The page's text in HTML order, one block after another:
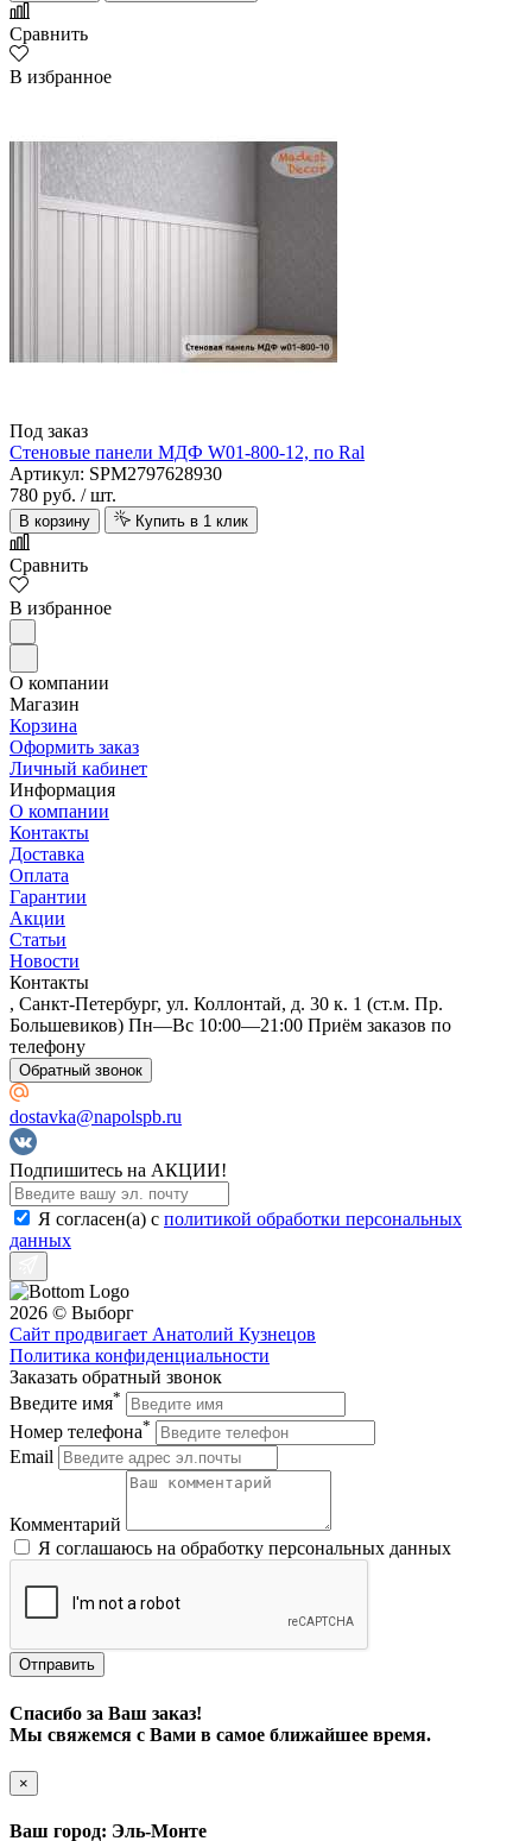
Сравнить
В избранное
Под заказ
Стеновые панели МДФ W01-800-12, по Ral
Артикул: SPM2797628930
780 руб. / шт.
В корзину Купить в 1 клик
Сравнить
В избранное
О компании
Магазин
Корзина
Оформить заказ
Личный кабинет
Информация
О компании
Контакты
Доставка
Оплата
Гарантии
Акции
Статьи
Новости
Контакты
, Санкт-Петербург, ул. Коллонтай, д. 30 к. 1 (ст.м. Пр.
Большевиков) Пн—Вс 10:00—21:00 Приём заказов по
телефону
Обратный звонок
dostavka@napolspb.ru
Подпишитесь на АКЦИИ!
Я согласен(a) с политикой обработки персональных
данных
2026 © Выборг
Сайт продвигает Анатолий Кузнецов
Политика конфиденциальности
Заказать обратный звонок
Введите имя*
Номер телефона*
Email
Комментарий
Я соглашаюсь на обработку персональных данных
Отправить
Спасибо за Ваш заказ!
Мы свяжемся с Вами в самое ближайшее время.
×
Ваш город: Эль-Монте